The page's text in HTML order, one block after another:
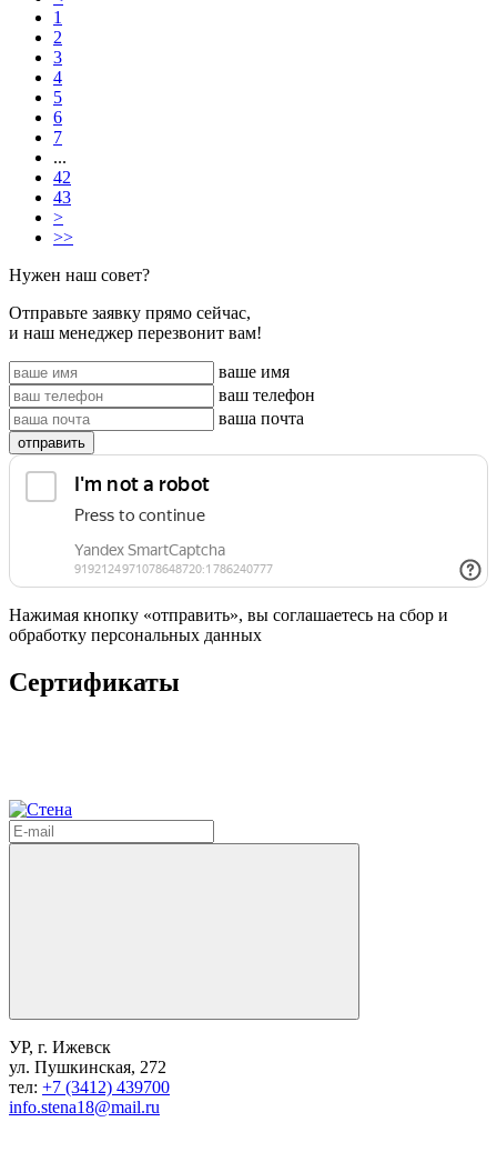
1
2
3
4
5
6
7
...
42
43
>
>>
Нужен наш совет?
Отправьте заявку прямо сейчас,
и наш менеджер перезвонит вам!
ваше имя
ваш телефон
ваша почта
отправить
Нажимая кнопку «отправить», вы соглашаетесь на сбор и
обработку персональных данных
Сертификаты
УР, г. Ижевск
ул. Пушкинская, 272
тел: +7 (3412) 439700
info.stena18@mail.ru